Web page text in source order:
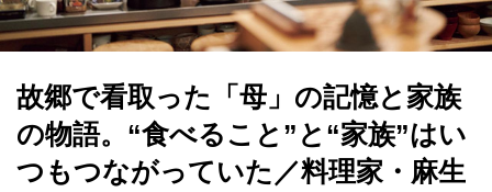
故郷で看取った「母」の記憶と家族
の物語。“食べること”と“家族”はい
つもつながっていた／料理家・麻生